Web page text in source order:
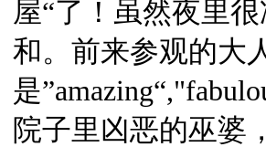
屋“了！虽然夜里
和。前来参观的大
是
院子里凶恶的巫婆